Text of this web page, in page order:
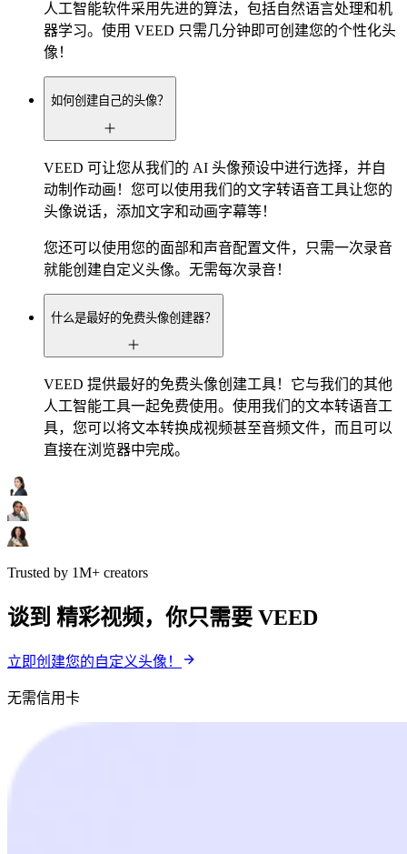
人工智能软件采用先进的算法，包括自然语言处理和机
器学习。使用 VEED 只需几分钟即可创建您的个性化头
像！
如何创建自己的头像？
VEED 可让您从我们的 AI 头像预设中进行选择，并自
动制作动画！您可以使用我们的文字转语音工具让您的
头像说话，添加文字和动画字幕等！
您还可以使用您的面部和声音配置文件，只需一次录音
就能创建自定义头像。无需每次录音！
什么是最好的免费头像创建器？
VEED 提供最好的免费头像创建工具！它与我们的其他
人工智能工具一起免费使用。使用我们的文本转语音工
具，您可以将文本转换成视频甚至音频文件，而且可以
直接在浏览器中完成。
Trusted by 1M+ creators
谈到 精彩视频，你只需要 VEED
立即创建您的自定义头像！
无需信用卡